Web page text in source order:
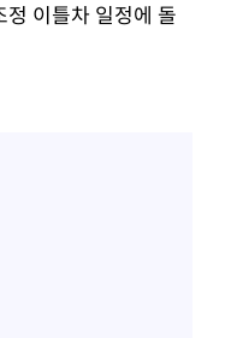
이틀차 일정에 돌